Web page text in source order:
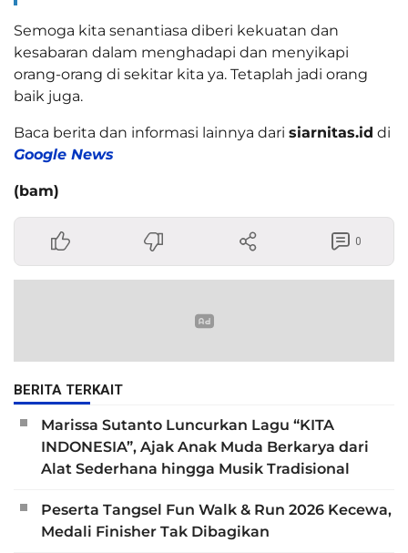
Semoga kita senantiasa diberi kekuatan dan
kesabaran dalam menghadapi dan menyikapi
orang-orang di sekitar kita ya. Tetaplah jadi orang
baik juga.
Baca berita dan informasi lainnya dari siarnitas.id di
Google News
(bam)
0
BERITA TERKAIT
Marissa Sutanto Luncurkan Lagu “KITA
INDONESIA”, Ajak Anak Muda Berkarya dari
Alat Sederhana hingga Musik Tradisional
Peserta Tangsel Fun Walk & Run 2026 Kecewa,
Medali Finisher Tak Dibagikan